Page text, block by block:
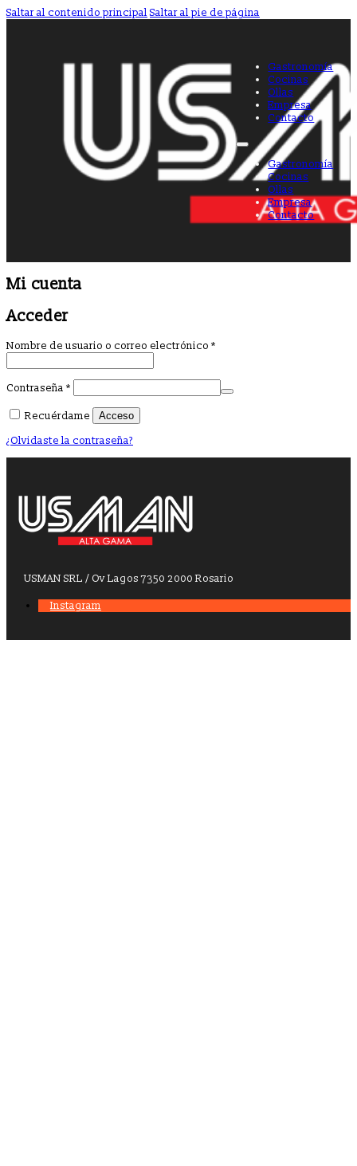
Saltar al contenido principal Saltar al pie de página
Gastronomía
Cocinas
Ollas
Empresa
Contacto
Gastronomía
Cocinas
Ollas
Empresa
Contacto
Mi cuenta
Acceder
Nombre de usuario o correo electrónico *
Contraseña * Obligatorio
Recuérdame Acceso
¿Olvidaste la contraseña?
USMAN SRL / Ov Lagos 7350 2000 Rosario
Instagram